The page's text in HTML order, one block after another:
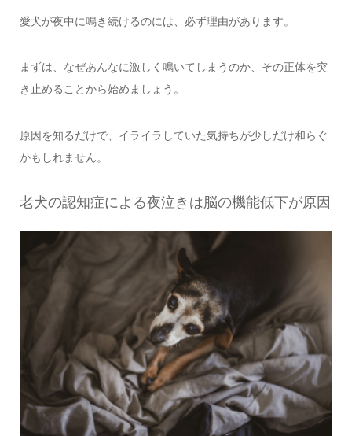
愛犬が夜中に鳴き続けるのには、必ず理由があります。
まずは、なぜあんなに激しく鳴いてしまうのか、その正体を突
き止めることから始めましょう。
原因を知るだけで、イライラしていた気持ちが少しだけ和らぐ
かもしれません。
老犬の認知症による夜泣きは脳の機能低下が原因